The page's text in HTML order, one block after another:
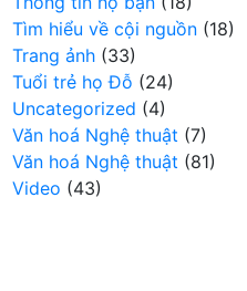
Tìm hiểu về cội nguồn (18)
Trang ảnh (33)
Tuổi trẻ họ Đỗ (24)
Uncategorized (4)
Văn hoá Nghệ thuật (7)
Văn hoá Nghệ thuật (81)
Video (43)